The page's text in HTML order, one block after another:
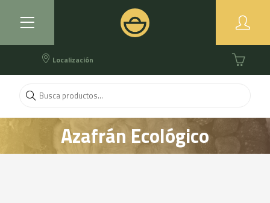
Localización
Azafrán Ecológico